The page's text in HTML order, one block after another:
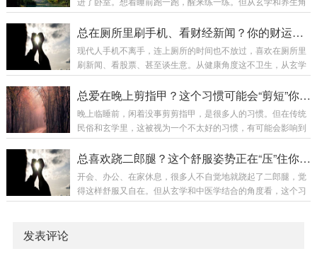
这里吃零食，会把食物的碎屑、油脂的气味留在床上。这些都
量场”。一个污浊的能量场，如何为你补充纯净的...
度看，这在卧室是大忌，会严重消耗你的能量和财运。卧室放
健身器材，到底哪里不好？功能冲突，气场混乱：卧室的核心
和、收敛的气场。而健身器材代表运动、消耗、出汗、亢奋，
属于“动”和“泄”的气场。两者放在一起，会造成气场严重冲突，
梦、休息质量下降。休息不好，第二天精力不济...
总在厕所里刷手机、看财经新闻？你的财运可能被“冲”进了下水道
现代人手机不离手，连上厕所的时间也不放过，喜欢在厕所里
刷新闻、看股票、甚至谈生意。从健康角度这不卫生，从玄学
角度看，这更是在把你的“财运”和“机运”往马桶里扔！厕所里处
理“财事”，为何大凶？气场严重不合：厕所是“污秽”、“泄气”之
钱）和“火”（信息、活力）。在污秽的水气场中处理金、火之
事，是严重的五行相克与污染。你的财运信号会被严重干扰和
你还在关注财富信息（...
总爱在晚上剪指甲？这个习惯可能会“剪短”你的财路！
晚上临睡前，闲着没事剪剪指甲，是很多人的习惯。但在传统
民俗和玄学里，这被视为一个不太好的习惯，有可能会影响到
你的财运和人际关系。晚上剪指甲，到底哪里不好？“阴气”作
业，易招不吉：夜晚（特别是子时23点后）阴气重，是休养生
招惹阴性物质或不好的气场。指甲在中医和玄学里与肝气、魂
魄的安定有关，夜间扰动，不利安眠。“斩断”之象：指甲连着
总喜欢跷二郎腿？这个舒服姿势正在“压”住你的财运！
开会、办公、在家休息，很多人不自觉地就跷起了二郎腿，觉
得这样舒服又自在。但从玄学和中医学结合的角度看，这个习
惯不仅对骨骼健康不利，更在无形中“压”住了你的财运！跷二
发表评论